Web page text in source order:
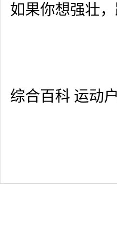
如果你想强壮
综合百科 运动